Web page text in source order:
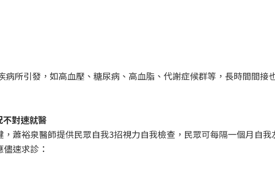
病所引發，如高血壓、糖尿病、高血脂、代謝症候群等，長時間間接
對速就醫
，蕭裕泉醫師提供民眾自我3招視力自我檢查，民眾可每隔一個月自我
速求診：